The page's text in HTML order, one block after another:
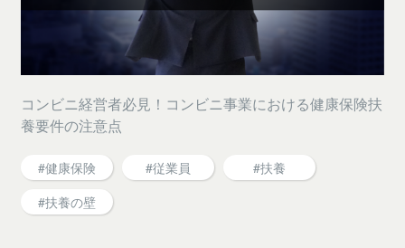
コンビニ経営者必見！コンビニ事業における健康保険扶
養要件の注意点
#健康保険 #従業員
#扶養
#扶養の壁